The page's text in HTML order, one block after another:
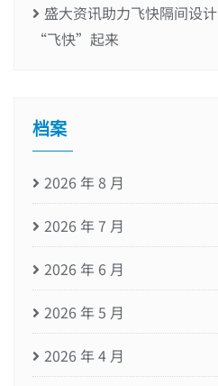
盛大资讯助力飞快隔间设
“飞快”起来
档案
2026 年 8 月
2026 年 7 月
2026 年 6 月
2026 年 5 月
2026 年 4 月